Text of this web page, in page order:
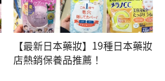
【最新日本藥妝】19種日本藥妝
店熱銷保養品推薦！